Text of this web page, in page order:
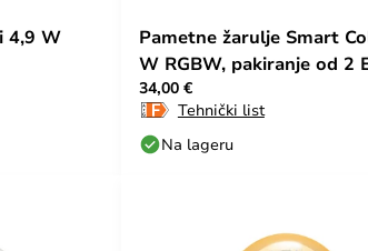
4,9 W
Pametne žarulje Smart
W RGBW, pakiranje od 2
žarulje s daljinskim
34,00 €
Tehnički list
Na lageru